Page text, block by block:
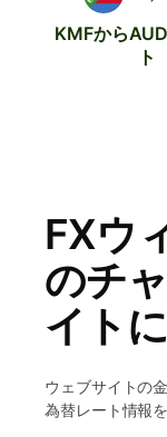
KMFから
ト
FXウ
のチ
イト
ウェブサイトの
為替レート情報